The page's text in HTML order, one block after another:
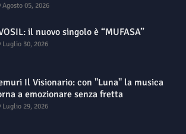
Agosto 05, 2026
il nuovo singolo è “MUFASA”
Luglio 30, 2026
Il Visionario: con "Luna" la musica
a emozionare senza fretta
Luglio 29, 2026